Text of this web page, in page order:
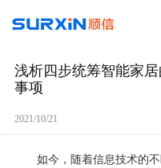
浅析四步统筹智能家
事项
2021/10/21
如今，随着信息技术的不